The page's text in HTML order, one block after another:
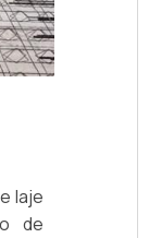
laje
de